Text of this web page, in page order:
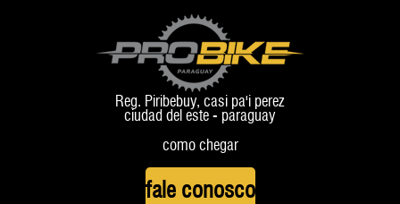
Reg. Piribebuy, casi pa'i perez
ciudad del este - paraguay
como chegar
fale conosco